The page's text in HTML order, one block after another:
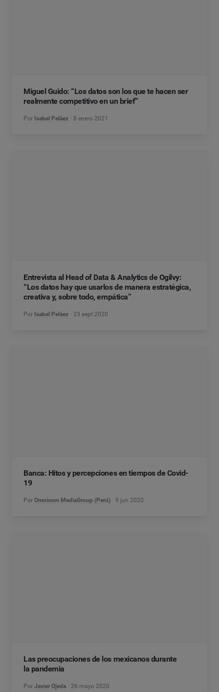
Miguel Guido: “Los datos son los que te hacen ser
realmente competitivo en un brief”
Por Isabel Peláez 8 enero 2021
Entrevista al Head of Data & Analytics de Ogilvy:
“Los datos hay que usarlos de manera estratégica,
creativa y, sobre todo, empática”
Por Isabel Peláez 23 sept 2020
Banca: Hitos y percepciones en tiempos de Covid-
19
Por Omnicom MediaGroup (Perú) 9 jun 2020
Las preocupaciones de los mexicanos durante
la pandemia
Por Javier Ojeda 26 mayo 2020